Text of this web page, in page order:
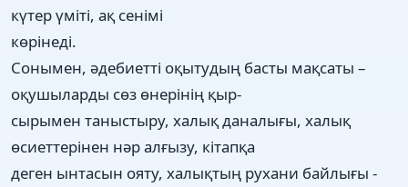
күтер үміті, ақ сенімі
көрінеді.
Сонымен, әдебиетті оқытудың басты мақсаты –
оқушыларды сөз өнерінің қыр-
сырымен таныстыру, халық даналығы, халық
өсиеттерінен нәр алғызу, кітапқа
деген ынтасын ояту, халықтың рухани байлығы -